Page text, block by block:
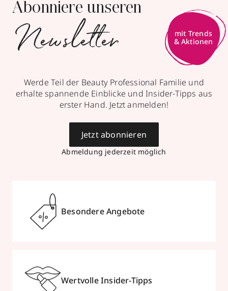
Abonniere unseren
Newsletter
mit Trends
& Aktionen
Werde Teil der Beauty Professional Familie und
erhalte spannende Einblicke und Insider-Tipps aus
erster Hand. Jetzt anmelden!
Abmeldung jederzeit möglich
Jetzt abonnieren
Besondere Angebote
Wertvolle Insider-Tipps